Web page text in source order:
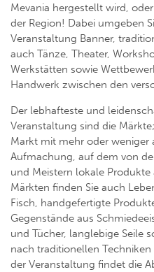
Mevania hergestellt wird,
der Region! Dabei umgeben
Veranstaltung Banner,
auch Tänze, Theater,
Werkstätten sowie
Handwerk zwischen den
Der lebhafteste und
Veranstaltung sind die
Markt mit mehr oder weniger
Aufmachung, auf dem von
und Meistern lokale
Märkten finden Sie auch
Fisch, handgefertigte
Gegenstände aus
und Tücher, langlebige Seile
nach traditionellen
der Veranstaltung findet die